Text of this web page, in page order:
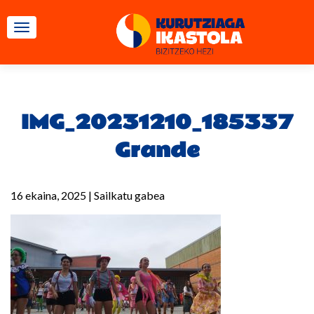
TOGGLE NAVIGATION
IMG_20231210_185337
Grande
16 ekaina, 2025 | Sailkatu gabea